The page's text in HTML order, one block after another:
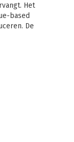
Het
based
De
ideeën
iedere sector in
van zijn
zijn, een die